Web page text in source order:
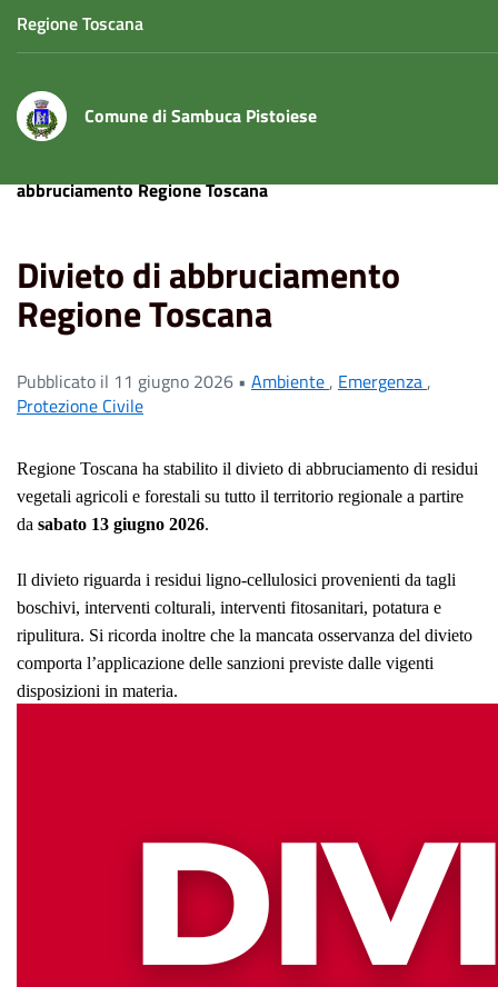
Regione Toscana
Comune di Sambuca Pistoiese
abbruciamento Regione Toscana
Divieto di abbruciamento
Regione Toscana
Pubblicato il 11 giugno 2026 • Ambiente, Emergenza,
Protezione Civile
Regione Toscana ha stabilito il divieto di abbruciamento di residui
vegetali agricoli e forestali su tutto il territorio regionale a partire
da sabato 13 giugno 2026.
Il divieto riguarda i residui ligno-cellulosici provenienti da tagli
boschivi, interventi colturali, interventi fitosanitari, potatura e
ripulitura. Si ricorda inoltre che la mancata osservanza del divieto
comporta l’applicazione delle sanzioni previste dalle vigenti
disposizioni in materia.